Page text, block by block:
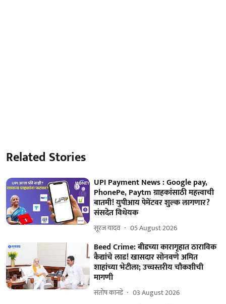
Related Stories
UPI Payment News : Google pay,
PhonePe, Paytm ग्राहकांसाठी महत्त्वाची
बातमी! युपीआय पेमेंटवर शुल्क लागणार?
संसदेत विधेयक
सूरज यादव 05 August 2026
Beed Crime: बीडच्या कारागृहात ठाराविक
कैद्यांचे लाड! खासदार सोनवणे अमित
शाहांच्या भेटीला; उच्चस्तरीय चौकशीची
मागणी
संतोष कानडे 03 August 2026